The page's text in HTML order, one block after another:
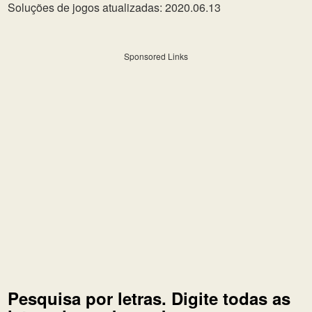
Soluções de jogos atualizadas: 2020.06.13
Sponsored Links
Pesquisa por letras. Digite todas as